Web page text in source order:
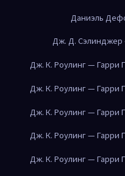
Даниэль
Дж. Д. Сэлинджер
Дж. К. Роулинг — Гарри
Дж. К. Роулинг — Гарри
Дж. К. Роулинг — Гарри
Дж. К. Роулинг — Гарри
Дж. К. Роулинг — Гарри